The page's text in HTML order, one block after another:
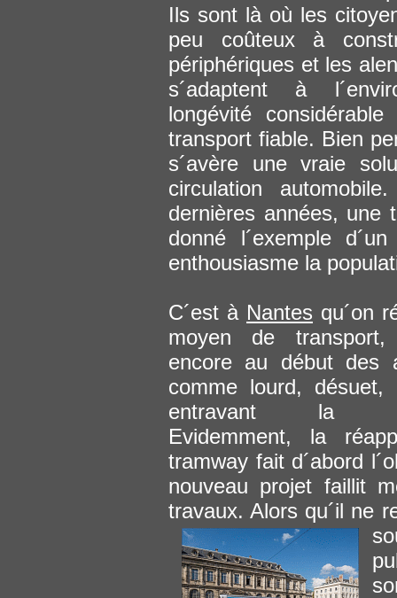
Ils sont là où les
peu coûteux à
périphériques et les
s´adaptent à
longévité
transport fiable. Bien
s´avère une vraie
circulation
dernières années, une
donné l´exemple
enthousiasme la
C´est à Nantes qu´on
moyen de transport,
encore au début des
comme lourd, désuet,
entravant la
Evidemment, la
tramway fait d´abord
nouveau projet faillit
travaux. Alors qu´il ne